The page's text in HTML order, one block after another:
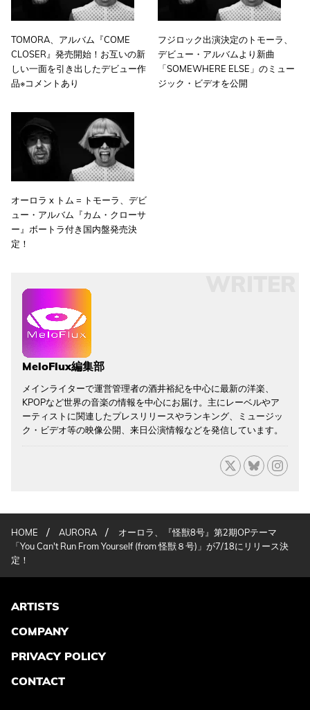
TOMORA、アルバム『COME
CLOSER』発売開始！お互いの新
しい一面を引き出したデビュー作
品※コメントあり
フジロック出演決定のトモーラ、
デビュー・アルバムより新曲
「SOMEWHERE ELSE」のミュー
ジック・ビデオを公開
オーロラ x トム = トモーラ、デビ
ュー・アルバム『カム・クローサ
ー』ボートラ付き国内盤発売決
定！
MeloFlux編集部
メインライターで運営管理者の酒井裕紀を中心に最新の洋楽、
KPOPなど世界の音楽の情報を中心にお届け。主にレーベルやア
ーティストに関連したプレスリリースやランキング、ミュージッ
ク・ビデオ等の映像公開、来日公演情報などを発信しています。
HOME / AURORA /
オーロラ、『怪獣8号』第2期OPテーマ
「You Can't Run From Yourself (from 怪獣８号)」が7/18にリリース決
定！
ARTISTS
COMPANY
PRIVACY POLICY
CONTACT